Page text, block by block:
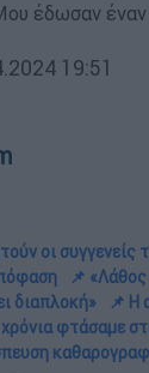
έδωσαν έναν
19:51
οι
📌
διαπλοκή»
📌 Η
φτάσαμε